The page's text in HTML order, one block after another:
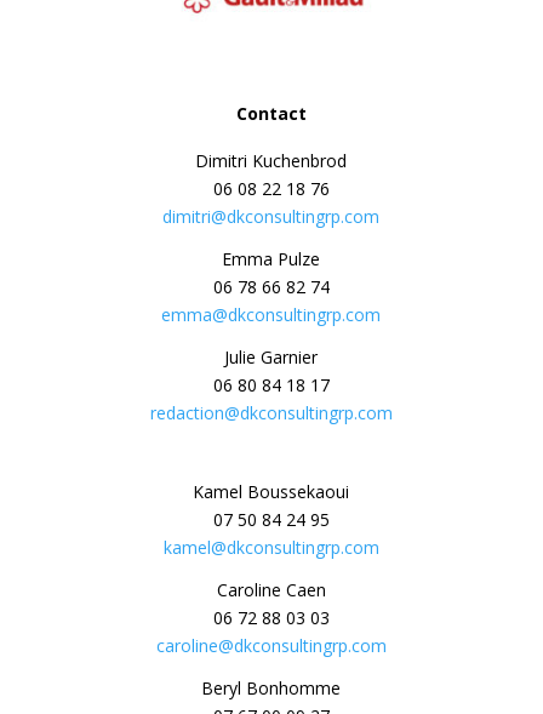
Contact
Dimitri Kuchenbrod
06 08 22 18 76
dimitri@dkconsultingrp.com
Emma Pulze
06 78 66 82 74
emma@dkconsultingrp.com
Julie Garnier
06 80 84 18 17
redaction@dkconsultingrp.com
Kamel Boussekaoui
07 50 84 24 95
kamel@dkconsultingrp.com
Caroline Caen
06 72 88 03 03
caroline@dkconsultingrp.com
Beryl Bonhomme